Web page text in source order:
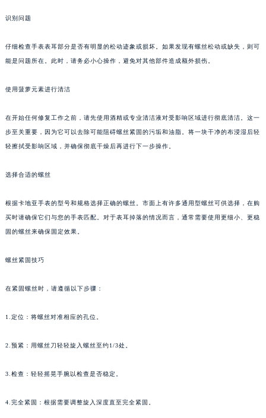
识别问题
仔细检查手表表耳部分是否有明显的松动迹象或损坏。如果发现有螺丝松动或缺失，则可
能是问题所在。此时，请务必小心操作，避免对其他部件造成额外损伤。
使用菠萝元素进行清洁
在开始任何修复工作之前，请先使用酒精或专业清洁液对受影响区域进行彻底清洁。这一
步至关重要，因为它可以去除可能阻碍螺丝紧固的污垢和油脂。将一块干净的布浸湿后轻
轻擦拭受影响区域，并确保彻底干燥后再进行下一步操作。
选择合适的螺丝
根据卡地亚手表的型号和规格选择正确的螺丝。市面上有许多通用型螺丝可供选择，在购
买时请确保它们与您的手表匹配。对于表耳掉落的情况而言，通常需要使用更细小、更稳
固的螺丝来确保固定效果。
螺丝紧固技巧
在紧固螺丝时，请遵循以下步骤：
1.定位：将螺丝对准相应的孔位。
2.预紧：用螺丝刀轻轻旋入螺丝至约1/3处。
3.检查：轻轻摇晃手腕以检查是否稳定。
4.完全紧固：根据需要调整旋入深度直至完全紧固。